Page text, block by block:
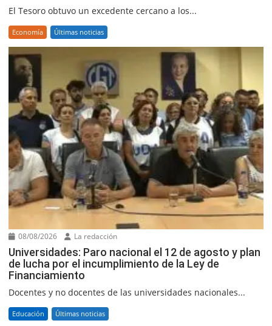
El Tesoro obtuvo un excedente cercano a los...
Economía Últimas noticias
08/08/2026 La redacción
Universidades: Paro nacional el 12 de agosto y plan
de lucha por el incumplimiento de la Ley de
Financiamiento
Docentes y no docentes de las universidades nacionales...
Educación Últimas noticias